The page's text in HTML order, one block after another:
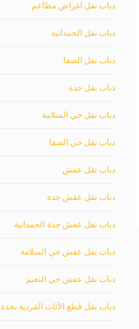
دباب نقل اغراض مطاعم
دباب نقل الحمدانية
دباب نقل الصفا
دباب نقل جدة
دباب نقل حي السلامة
دباب نقل حي الصفا
دباب نقل عفش
دباب نقل عفش جدة
دباب نقل عفش جدة الحمدانية
دباب نقل عفش حي السلامة
دباب نقل عفش حي النعيم
دباب نقل قطع الأثاث الفردية بجدة